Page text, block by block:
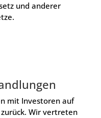
und anderer
mit Investoren auf
Wir vertreten